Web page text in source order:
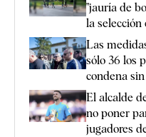
"jauría de
la selección
Las
sólo 36 los
condena
El alcalde
no poner
jugadores